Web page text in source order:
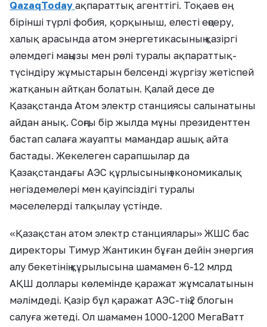
QazaqToday ақпараттық агенттігі. Тоқаев ең
бірінші түрлі фобия, қорқыныш, елесті еңсеру,
халық арасында атом энергетикасының қазіргі
әлемдегі маңызы мен рөлі туралы ақпараттық-
түсіндіру жұмыстарын белсенді жүргізу жетіспей
жатқанын айтқан болатын. Қалай десе де
Қазақстанда Атом электр станциясы салынатыны
айдан анық. Соңғы бір жылда мұны президенттен
бастап салаға жауапты мамандар ашық айта
бастады. Жекелеген сарапшылар да
Қазақстандағы АЭС құрлысының экономикалық
негіздемелері мен қауіпсіздігі туралы
мәселелерді талқылау үстінде.
«Қазақстан атом электр станциялары» ЖШС бас
директоры Тимур Жантикин бұған дейін энергия
алу бекетінің құрылысына шамамен 6-12 млрд
АҚШ доллары көлемінде қаражат жұмсалатынын
мәлімдеді. Қазір бұл қаражат АЭС-тің 2 блогын
салуға жетеді. Ол шамамен 1000-1200 МегаВатт